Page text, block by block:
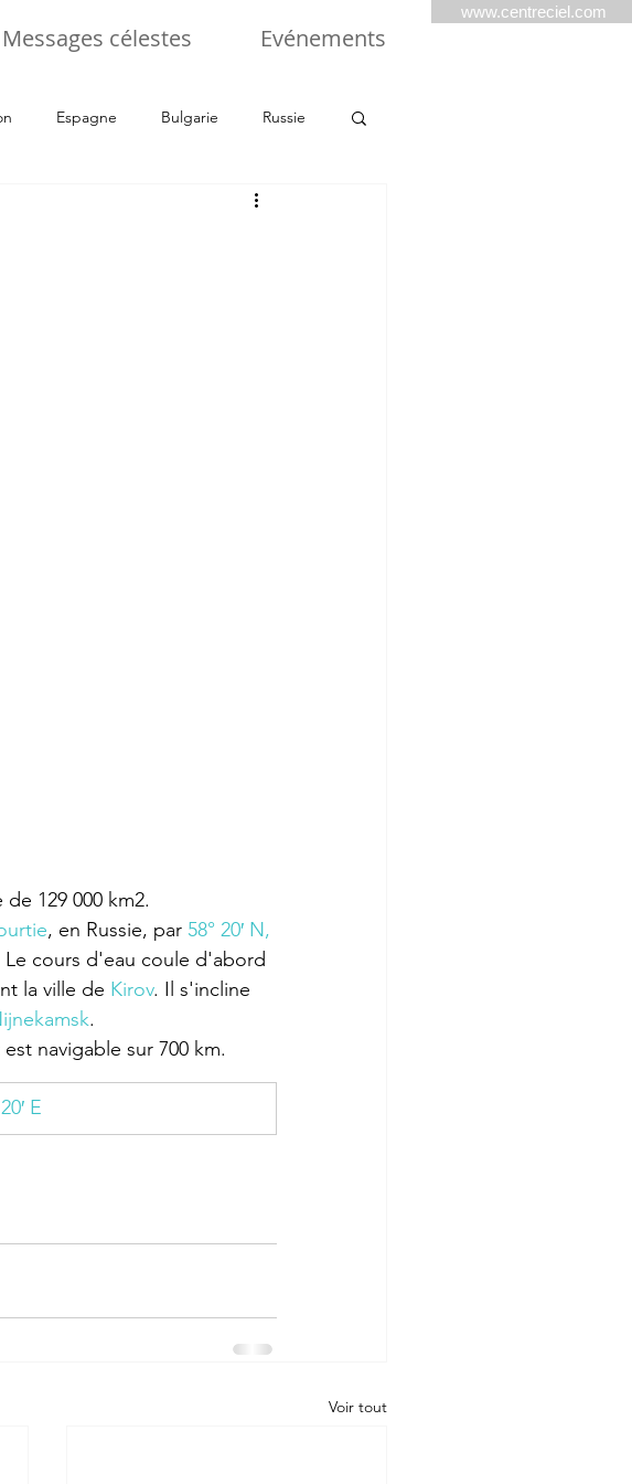
Messages célestes Evénements
www.centreciel.com
Espagne Bulgarie Russie
129 000 km2.
, en Russie, par 58° 20′ N,
Le cours d'eau coule d'abord
la ville de Kirov. Il s'incline
.
navigable sur 700 km.
E
Voir tout